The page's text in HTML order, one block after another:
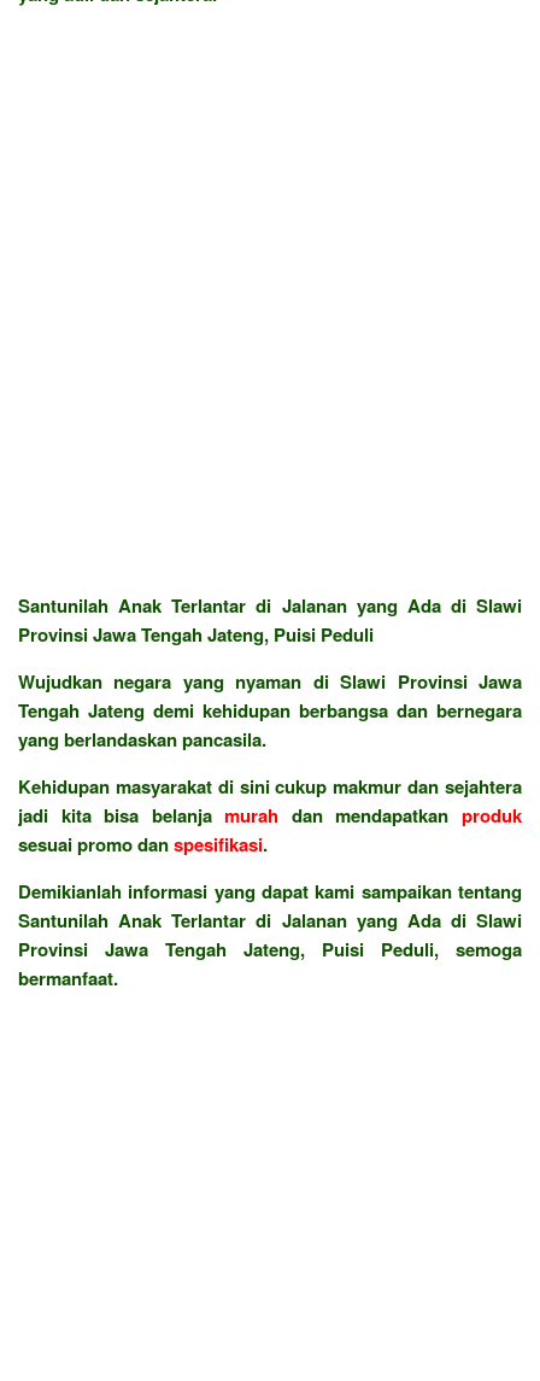
Santunilah Anak Terlantar di Jalanan yang Ada di Slawi
Provinsi Jawa Tengah Jateng, Puisi Peduli
Wujudkan negara yang nyaman di Slawi Provinsi Jawa
Tengah Jateng demi kehidupan berbangsa dan bernegara
yang berlandaskan pancasila.
Kehidupan masyarakat di sini cukup makmur dan sejahtera
jadi kita bisa belanjamurah dan mendapatkanproduk
sesuai promo danspesifikasi.
Demikianlah informasi yang dapat kami sampaikan tentang
Santunilah Anak Terlantar di Jalanan yang Ada di Slawi
Provinsi Jawa Tengah Jateng, Puisi Peduli, semoga
bermanfaat.